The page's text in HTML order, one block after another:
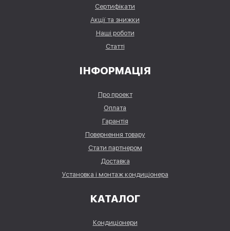
Сертифікати
Акції та знижки
Наші роботи
Статті
ІНФОРМАЦІЯ
Про проект
Оплата
Гарантія
Повернення товару
Стати партнером
Доставка
Установка і монтаж кондиціонера
КАТАЛОГ
Кондиціонери